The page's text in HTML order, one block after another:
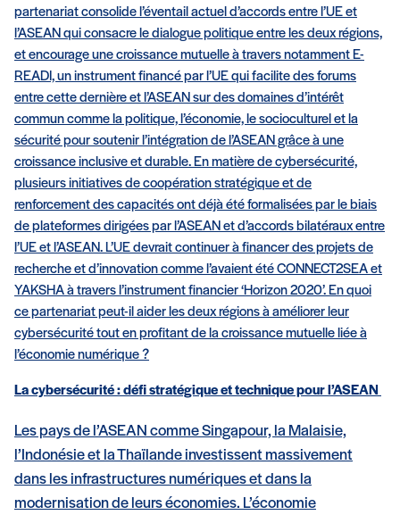
partenariat consolide l’éventail actuel d’accords entre l’UE et
l’ASEAN qui consacre le dialogue politique entre les deux régions,
et encourage une croissance mutuelle à travers notamment E-
READI, un instrument financé par l’UE qui facilite des forums
entre cette dernière et l’ASEAN sur des domaines d’intérêt
commun comme la politique, l’économie, le socioculturel et la
sécurité pour soutenir l’intégration de l’ASEAN grâce à une
croissance inclusive et durable. En matière de cybersécurité,
plusieurs initiatives de coopération stratégique et de
renforcement des capacités ont déjà été formalisées par le biais
de plateformes dirigées par l’ASEAN et d’accords bilatéraux entre
l’UE et l’ASEAN. L’UE devrait continuer à financer des projets de
recherche et d’innovation comme l’avaient été CONNECT2SEA et
YAKSHA à travers l’instrument financier ‘Horizon 2020’. En quoi
ce partenariat peut-il aider les deux régions à améliorer leur
cybersécurité tout en profitant de la croissance mutuelle liée à
l’économie numérique ?
La cybersécurité : défi stratégique et technique pour l’ASEAN
Les pays de l’ASEAN comme Singapour, la Malaisie,
l’Indonésie et la Thaïlande investissent massivement
dans les infrastructures numériques et dans la
modernisation de leurs économies. L’économie